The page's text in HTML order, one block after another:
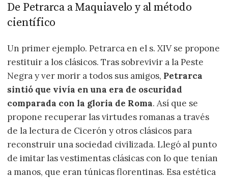
De Petrarca a Maquiavelo y al método
científico
Un primer ejemplo. Petrarca en el s. XIV se propone
restituir a los clásicos. Tras sobrevivir a la Peste
Negra y ver morir a todos sus amigos, Petrarca
sintió que vivía en una era de oscuridad
comparada con la gloria de Roma. Así que se
propone recuperar las virtudes romanas a través
de la lectura de Cicerón y otros clásicos para
reconstruir una sociedad civilizada. Llegó al punto
de imitar las vestimentas clásicas con lo que tenían
a manos, que eran túnicas florentinas. Esa estética